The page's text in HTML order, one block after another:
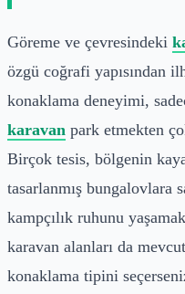
Göreme ve çevresindeki
özgü coğrafi yapısından
konaklama deneyimi,
karavan park etmekten
Birçok tesis, bölgenin
tasarlanmış bungalovlara
kampçılık ruhunu
karavan alanları da
konaklama tipini